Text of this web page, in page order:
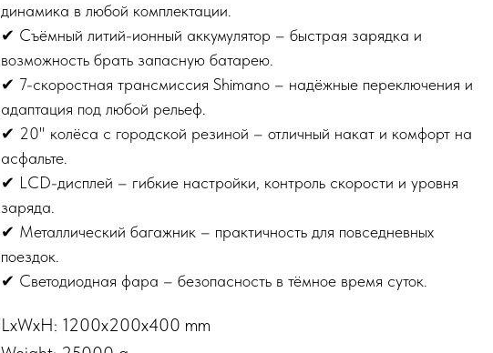
динамика в любой комплектации.
✔ Съёмный литий-ионный аккумулятор – быстрая зарядка и
возможность брать запасную батарею.
✔ 7-скоростная трансмиссия Shimano – надёжные переключения и
адаптация под любой рельеф.
✔ 20" колёса с городской резиной – отличный накат и комфорт на
асфальте.
✔ LCD-дисплей – гибкие настройки, контроль скорости и уровня
заряда.
✔ Металлический багажник – практичность для повседневных
поездок.
✔ Светодиодная фара – безопасность в тёмное время суток.
LxWxH: 1200x200x400 mm